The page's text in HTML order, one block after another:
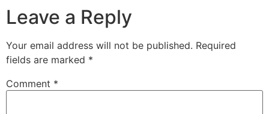
Leave a Reply
Your email address will not be published. Required
fields are marked *
Comment *